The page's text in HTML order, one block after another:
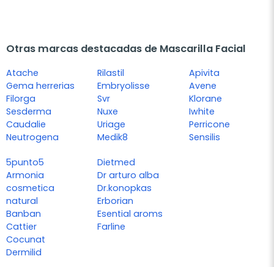
Otras marcas destacadas de Mascarilla Facial
Atache
Gema herrerias
Filorga
Sesderma
Caudalie
Neutrogena
Rilastil
Embryolisse
Svr
Nuxe
Uriage
Medik8
Apivita
Avene
Klorane
Iwhite
Perricone
Sensilis
5punto5
Armonia
cosmetica
natural
Banban
Cattier
Cocunat
Dermilid
Dietmed
Dr arturo alba
Dr.konopkas
Erborian
Esential aroms
Farline